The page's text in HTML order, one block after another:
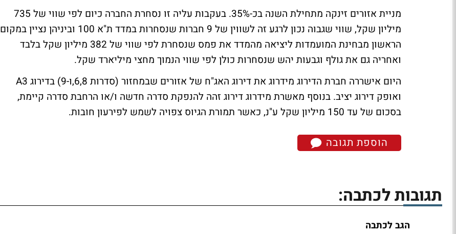
מניית אזורים זינקה מתחילת השנה בכ-35%. בעקבות עליה זו נסחרת החברה כיום לפי שווי של 735
מיליון שקל, שווי שגבוה נכון לרגע זה לשווין של 9 חברות שנסחרות במדד ת"א 100 וביניהן נציין במקום
הראשון מבחינת המועמדות ליציאה מהמדד את פמס שנסחרת לפי שווי של 382 מיליון שקל בלבד
ואחריה גם את גולף וגבעות יהש שנסחרות כולן לפי שווי הנמוך מחצי מיליארד שקל.
היום אישררה חברת הדירוג מידרוג את דירוג האג"ח של אזורים שבמחזור (סדרות 6,8,ו-9) בדירוג A3
ואופק דירוג יציב. בנוסף מאשרת מידרוג דירוג זהה להנפקת סדרה חדשה ו/או הרחבת סדרה קיימת,
בסכום של עד 150 מיליון שקל ע"נ, כאשר תמורת הגיוס צפויה לשמש לפירעון חובות.
הוספת תגובה
תגובות לכתבה:
הגב לכתבה